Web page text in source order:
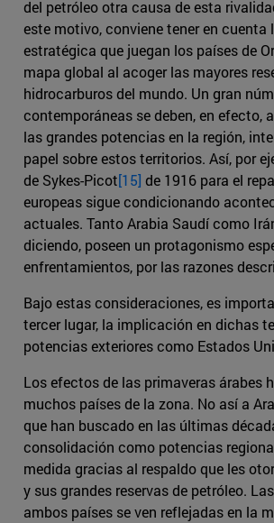
del petróleo otra causa de esta
este motivo, conviene tener en cuenta
estratégica que juegan los países de
mapa global al acoger las mayores
hidrocarburos del mundo. Un gran
contemporáneas se deben, en efecto,
las grandes potencias en la región,
papel sobre estos territorios. Así, por
de Sykes-Picot[15] de 1916 para el
europeas sigue condicionando
actuales. Tanto Arabia Saudí como
diciendo, poseen un protagonismo
enfrentamientos, por las razones
Bajo estas consideraciones, es
tercer lugar, la implicación en dichas
potencias exteriores como Estados
Los efectos de las primaveras árabes
muchos países de la zona. No así a
que han buscado en las últimas
consolidación como potencias
medida gracias al respaldo que les
y sus grandes reservas de petróleo.
ambos países se ven reflejadas en la